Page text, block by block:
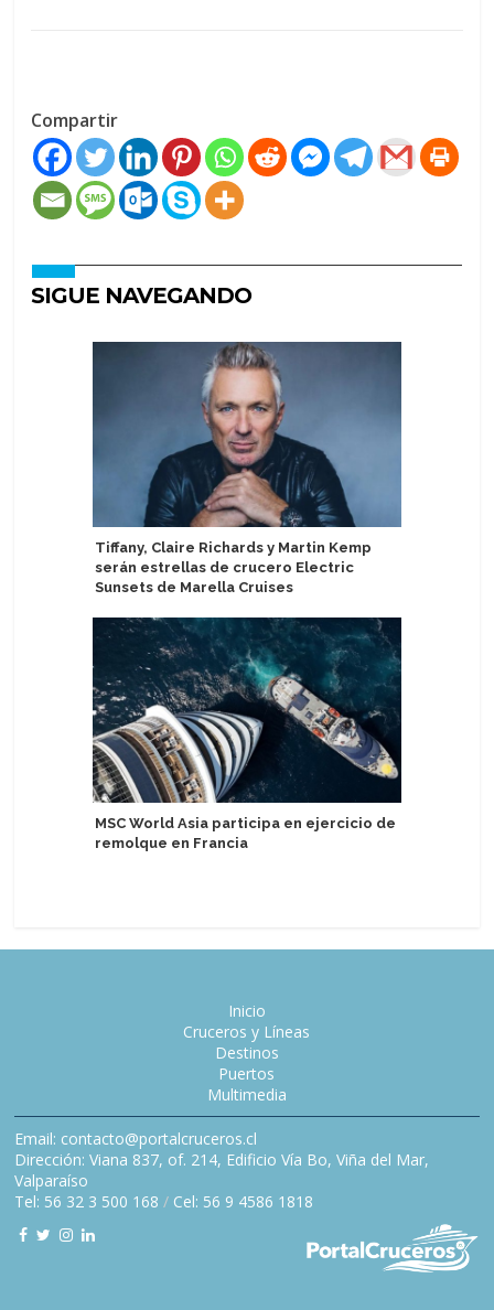
Compartir
SIGUE NAVEGANDO
Tiffany, Claire Richards y Martin Kemp
serán estrellas de crucero Electric
Sunsets de Marella Cruises
MSC World Asia participa en ejercicio de
remolque en Francia
Inicio
Cruceros y Líneas
Destinos
Puertos
Multimedia
Email: contacto@portalcruceros.cl
Dirección: Viana 837, of. 214, Edificio Vía Bo, Viña del Mar,
Valparaíso
Tel: 56 32 3 500 168 / Cel: 56 9 4586 1818